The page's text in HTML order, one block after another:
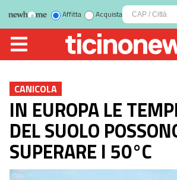
Affitta Acquista
CANICOLA
IN EUROPA LE
DEL SUOLO
SUPERARE I 50°C